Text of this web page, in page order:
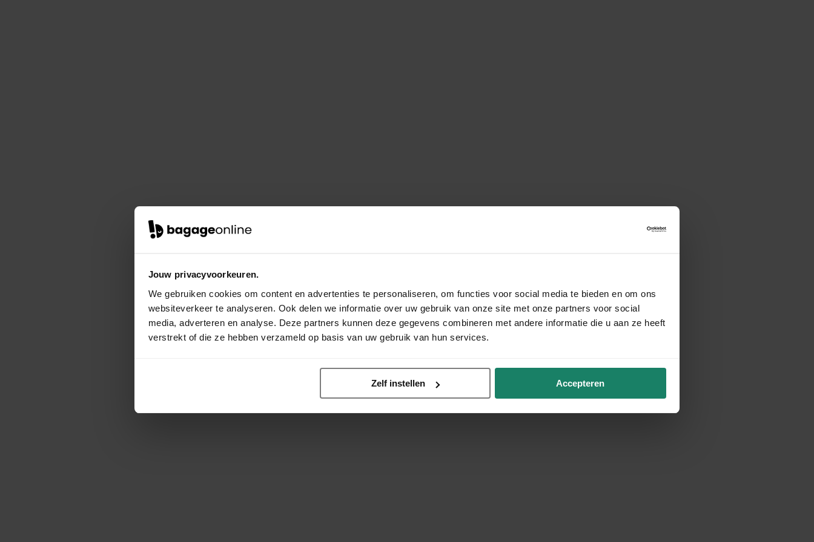
Jouw privacyvoorkeuren.
We gebruiken cookies om content en advertenties te personaliseren, om functies voor social media te bieden en om ons
websiteverkeer te analyseren. Ook delen we informatie over uw gebruik van onze site met onze partners voor social
media, adverteren en analyse. Deze partners kunnen deze gegevens combineren met andere informatie die u aan ze heeft
verstrekt of die ze hebben verzameld op basis van uw gebruik van hun services.
Zelf instellen Accepteren